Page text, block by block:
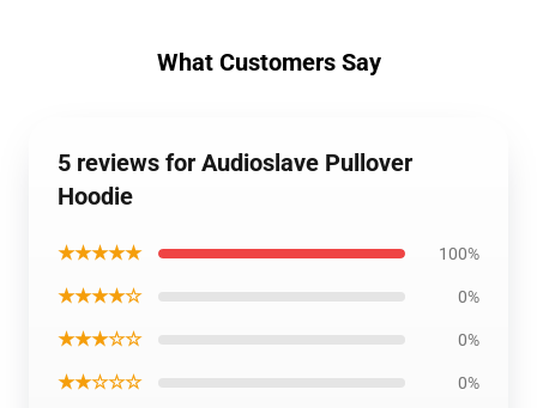
What Customers Say
5 reviews for Audioslave Pullover
Hoodie
★★★★★ 100%
★★★★☆ 0%
★★★☆☆ 0%
★★☆☆☆ 0%